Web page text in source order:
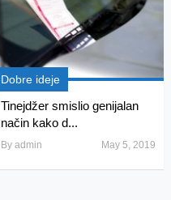
Dobre ideje
Tinejdžer smislio genijalan
način kako d...
Byadmin May 5, 2019